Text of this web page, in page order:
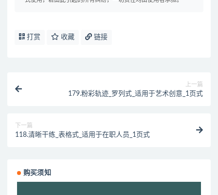
打赏 收藏 链接
上一篇
179.粉彩轨迹_罗列式_适用于艺术创意_1页式
下一篇
118.清晰干练_表格式_适用于在职人员_1页式
购买须知